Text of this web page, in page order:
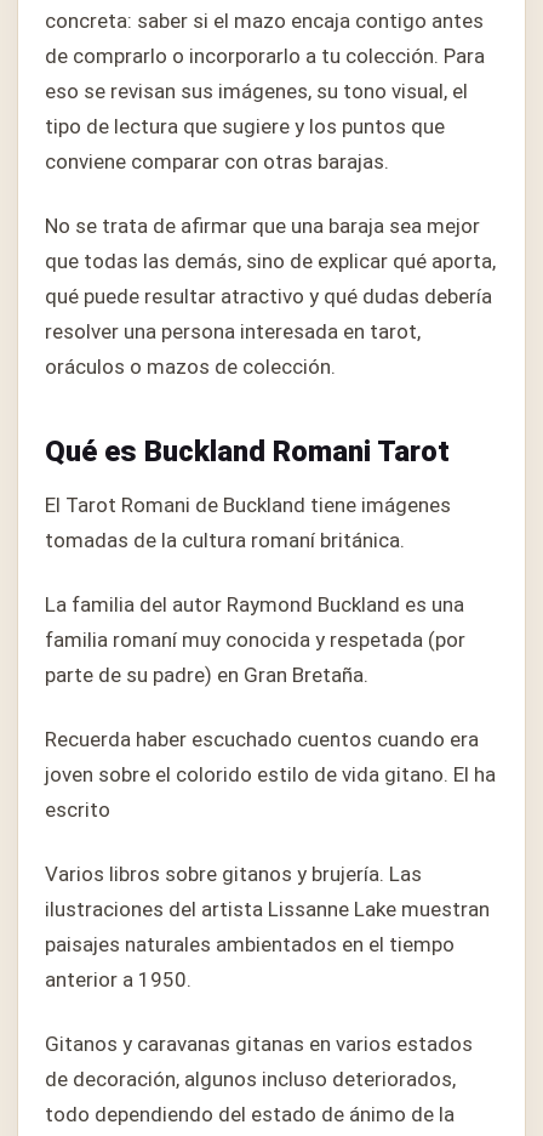
concreta: saber si el mazo encaja contigo antes
de comprarlo o incorporarlo a tu colección. Para
eso se revisan sus imágenes, su tono visual, el
tipo de lectura que sugiere y los puntos que
conviene comparar con otras barajas.
No se trata de afirmar que una baraja sea mejor
que todas las demás, sino de explicar qué aporta,
qué puede resultar atractivo y qué dudas debería
resolver una persona interesada en tarot,
oráculos o mazos de colección.
Qué es Buckland Romani Tarot
El Tarot Romani de Buckland tiene imágenes
tomadas de la cultura romaní británica.
La familia del autor Raymond Buckland es una
familia romaní muy conocida y respetada (por
parte de su padre) en Gran Bretaña.
Recuerda haber escuchado cuentos cuando era
joven sobre el colorido estilo de vida gitano. El ha
escrito
Varios libros sobre gitanos y brujería. Las
ilustraciones del artista Lissanne Lake muestran
paisajes naturales ambientados en el tiempo
anterior a 1950.
Gitanos y caravanas gitanas en varios estados
de decoración, algunos incluso deteriorados,
todo dependiendo del estado de ánimo de la